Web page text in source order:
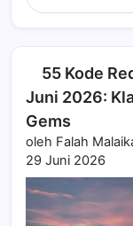
55 Kode
Juni 2026:
Gems
oleh Falah
29 Juni 2026